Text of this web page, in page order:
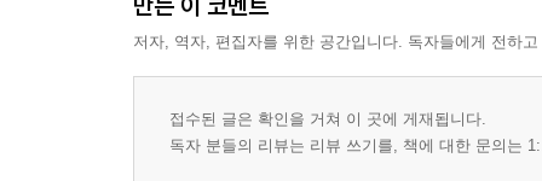
저자, 역자, 편집자를 위한 공간입니다. 독자들에게 전하
접수된 글은 확인을 거쳐 이 곳에 게재됩니다.
독자 분들의 리뷰는 리뷰 쓰기를, 책에 대한 문의는